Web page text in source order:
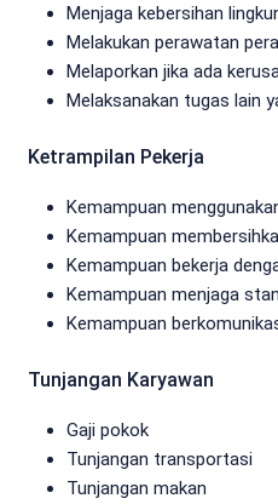
Menjaga kebersihan
Melakukan perawatan
Melaporkan jika ada
Melaksanakan tugas lain
Ketrampilan Pekerja
Kemampuan
Kemampuan
Kemampuan bekerja
Kemampuan menjaga
Kemampuan
Tunjangan Karyawan
Gaji pokok
Tunjangan transportasi
Tunjangan makan